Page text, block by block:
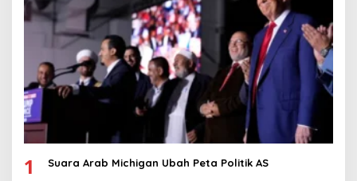
1 Suara Arab Michigan Ubah Peta Politik AS